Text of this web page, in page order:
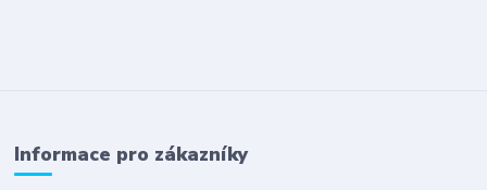
Informace pro zákazníky